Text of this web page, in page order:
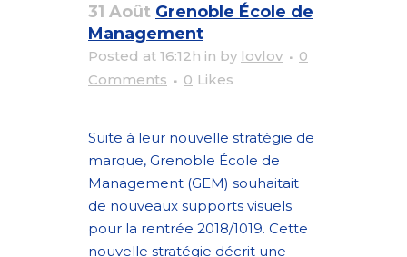
31 Août Grenoble École de
Management
Posted at 16:12h in by lovlov
0
Comments
0 Likes
Suite à leur nouvelle stratégie de
marque, Grenoble École de
Management (GEM) souhaitait
de nouveaux supports visuels
pour la rentrée 2018/1019. Cette
nouvelle stratégie décrit une